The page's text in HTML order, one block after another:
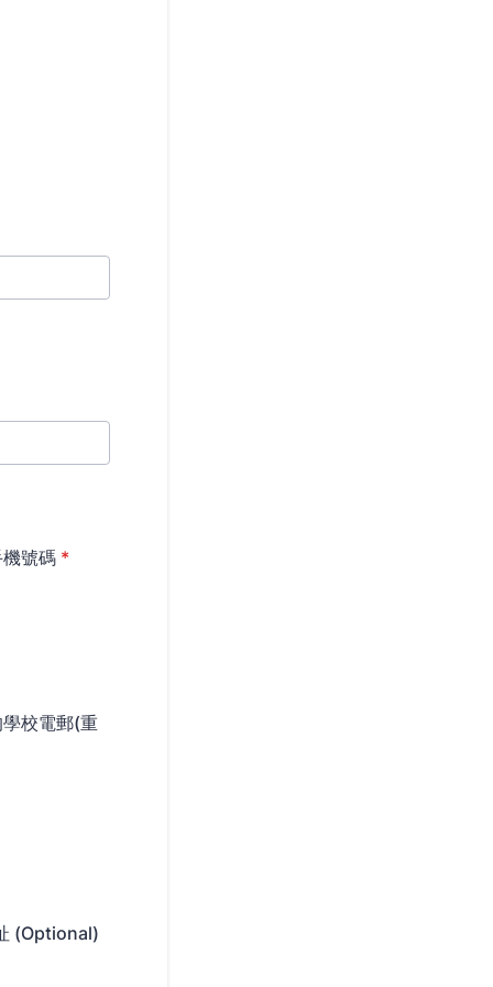
號碼 *
校電郵(重
(Optional)